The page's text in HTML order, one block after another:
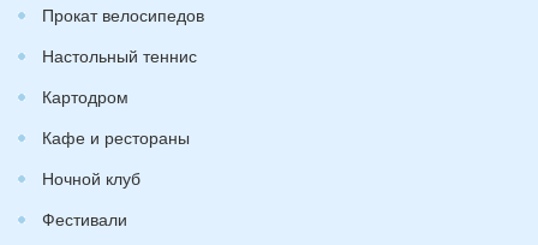
Прокат велосипедов
Настольный теннис
Картодром
Кафе и рестораны
Ночной клуб
Фестивали